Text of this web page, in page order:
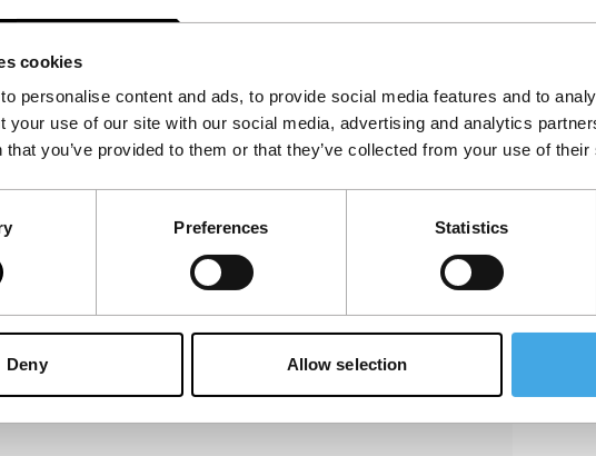
cookies
personalise content and ads, to provide social media features and to
your use of our site with our social media, advertising and analytics
that you’ve provided to them or that they’ve collected from your use of
Preferences Statistics
Deny Allow selection
Staten